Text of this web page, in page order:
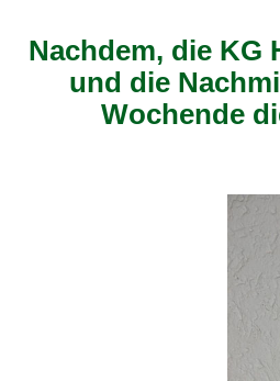
Nachdem, die KG
und die
Wochende